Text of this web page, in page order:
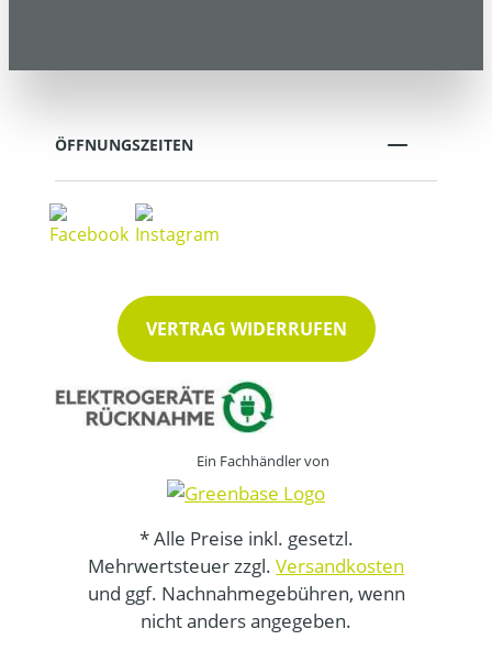
ÖFFNUNGSZEITEN
VERTRAG WIDERRUFEN
Ein Fachhändler von
* Alle Preise inkl. gesetzl.
Mehrwertsteuer zzgl. Versandkosten
und ggf. Nachnahmegebühren, wenn
nicht anders angegeben.